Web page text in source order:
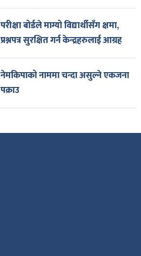
परीक्षा बोर्डले माग्यो विद्यार्थीसँग क्षमा,
प्रश्नपत्र सुरक्षित गर्न केन्द्रहरुलाई आग्रह
नेमकिपाको नाममा चन्दा असुल्ने एकजना
पक्राउ